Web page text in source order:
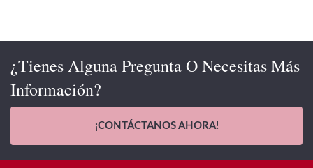
¿Tienes Alguna Pregunta O Necesitas Más
Información?
¡CONTÁCTANOS AHORA!